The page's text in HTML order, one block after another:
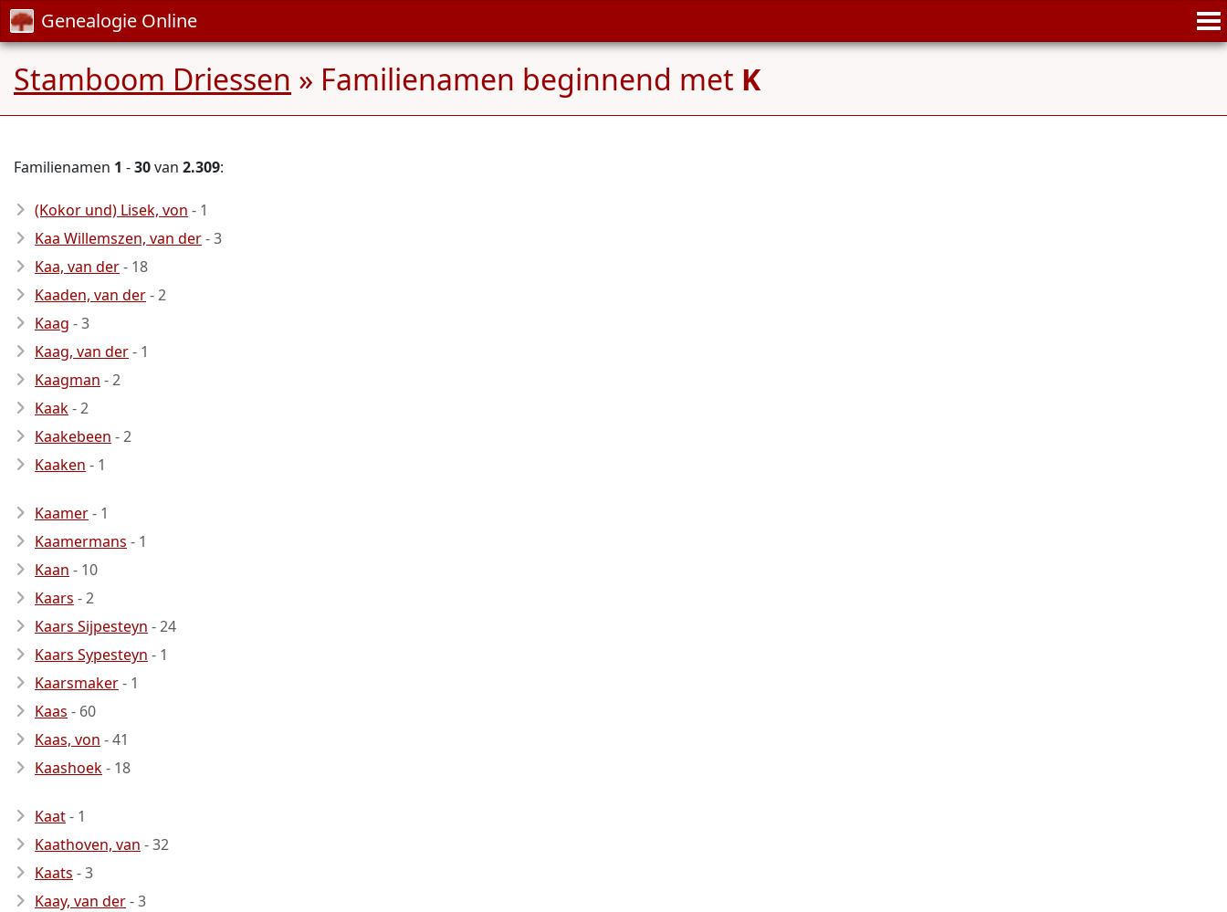
Genealogie Online
Stamboom Driessen » Familienamen beginnend met K
Familienamen 1 -30van 2.309:
(Kokor und) Lisek, von - 1
Kaa Willemszen, van der- 3
Kaa, van der- 18
Kaaden, van der- 2
Kaag - 3
Kaag, van der- 1
Kaagman - 2
Kaak- 2
Kaakebeen - 2
Kaaken - 1
Kaamer- 1
Kaamermans - 1
Kaan - 10
Kaars - 2
Kaars Sijpesteyn - 24
Kaars Sypesteyn - 1
Kaarsmaker- 1
Kaas - 60
Kaas, von - 41
Kaashoek- 18
Kaat- 1
Kaathoven, van - 32
Kaats - 3
Kaay, van der- 3